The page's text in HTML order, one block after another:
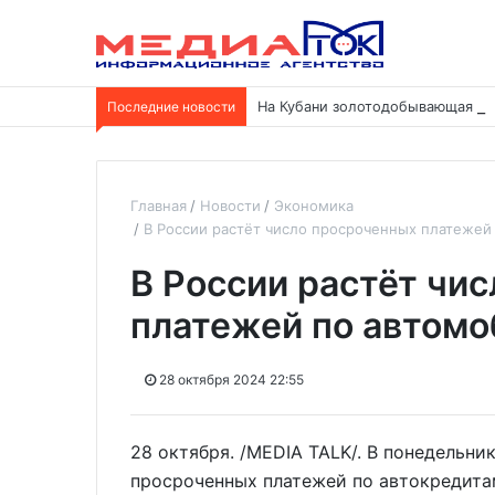
Последние новости На Кубани золотодобывающая
Главная Новости
Экономика
В России растёт число просроченных
В России растёт
платежей по
28 октября 2024 22:55
28 октября. /MEDIA TALK/. В
просроченных платежей по